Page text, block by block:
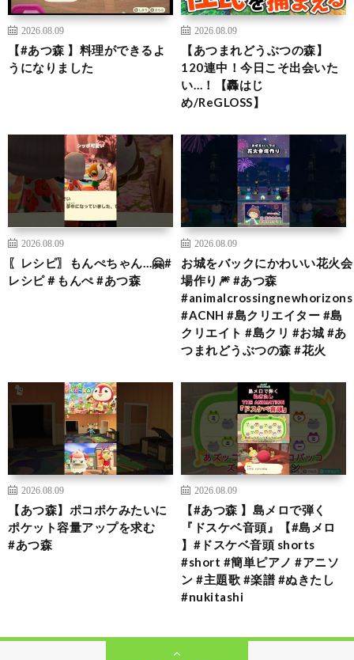
2026.08.09
【#あつ森 】料理ができるよ
うになりました
2026.08.09
【あつまれどうぶつの森】
120連中！今日こそ出会いた
い…！【轟はじ
め/ReGLOSS】
2026.08.09
〖レシピ〗もんぺちゃん…🤗#
レシピ＃もんぺ #あつ森
2026.08.09
お城をバックにかわいい花火会
場作り🎆 #あつ森
#animalcrossingnewhorizons
#ACNH #島クリエイター #島
クリエイト #島クリ #お城 #あ
つまれどうぶつの森 #花火
2026.08.09
【あつ森】ポコポケみたいに
ポケット容量アップを求む
#あつ森
2026.08.09
【#あつ森 】島メロで弾く
『ドスケベ音頭』【#島メロ
】#ドスケベ音頭 shorts
#short #簡単ピアノ #アニソ
ン #主題歌 #楽譜 #ぬきたし
#nukitashi